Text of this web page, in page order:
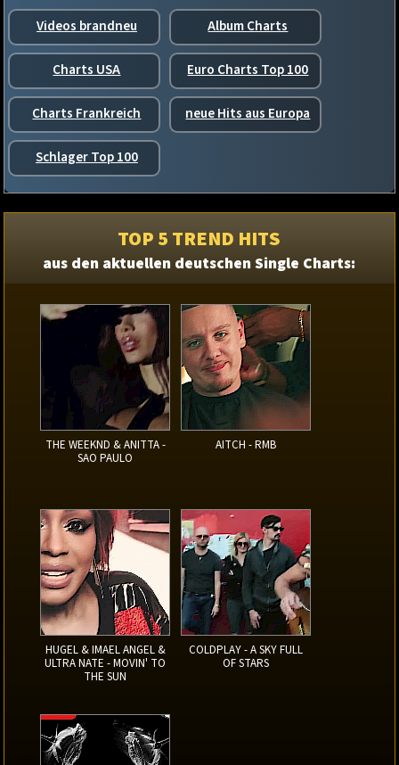
Videos brandneu Album Charts
Charts USA Euro Charts Top 100
Charts Frankreich neue Hits aus Europa
Schlager Top 100
TOP 5 TREND HITS
aus den aktuellen deutschen Single Charts:
THE WEEKND & ANITTA -
SAO PAULO
AITCH - RMB
HUGEL & IMAEL ANGEL &
ULTRA NATE - MOVIN' TO
THE SUN
COLDPLAY - A SKY FULL
OF STARS